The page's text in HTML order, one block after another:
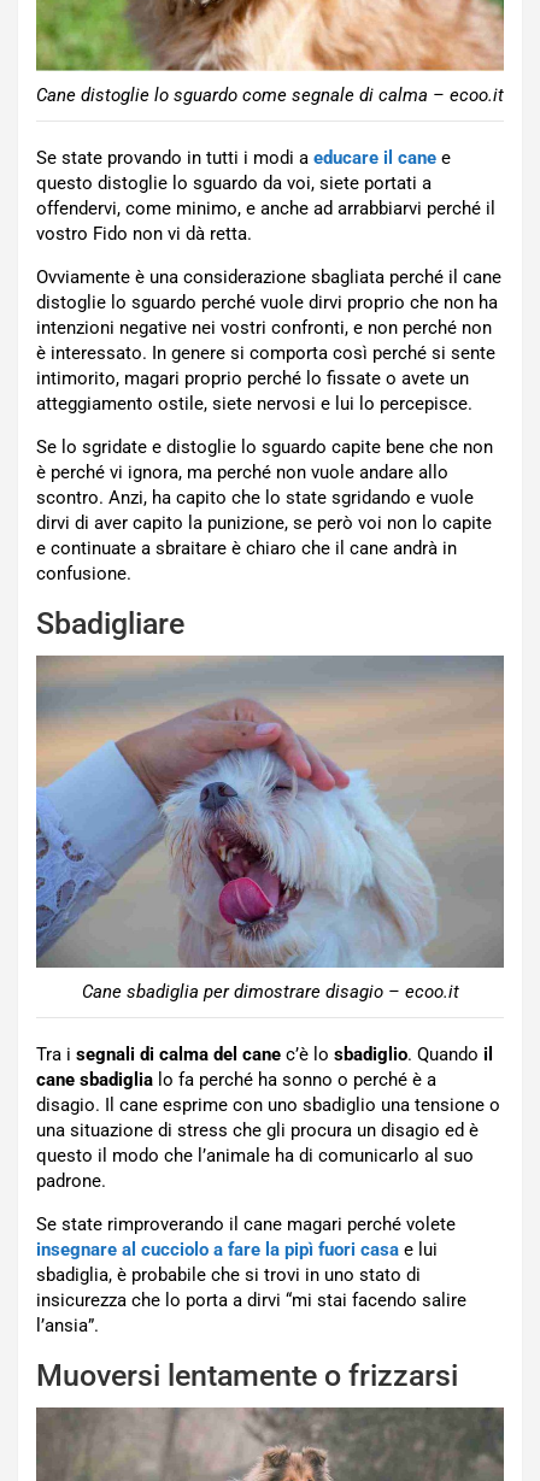
Cane distoglie lo sguardo come segnale di calma – ecoo.it
Se state provando in tutti i modi a educare il cane e
questo distoglie lo sguardo da voi, siete portati a
offendervi, come minimo, e anche ad arrabbiarvi perché il
vostro Fido non vi dà retta.
Ovviamente è una considerazione sbagliata perché il cane
distoglie lo sguardo perché vuole dirvi proprio che non ha
intenzioni negative nei vostri confronti, e non perché non
è interessato. In genere si comporta così perché si sente
intimorito, magari proprio perché lo fissate o avete un
atteggiamento ostile, siete nervosi e lui lo percepisce.
Se lo sgridate e distoglie lo sguardo capite bene che non
è perché vi ignora, ma perché non vuole andare allo
scontro. Anzi, ha capito che lo state sgridando e vuole
dirvi di aver capito la punizione, se però voi non lo capite
e continuate a sbraitare è chiaro che il cane andrà in
confusione.
Sbadigliare
Cane sbadiglia per dimostrare disagio – ecoo.it
Tra i segnali di calma del cane c’è lo sbadiglio. Quando il
cane sbadiglia lo fa perché ha sonno o perché è a
disagio. Il cane esprime con uno sbadiglio una tensione o
una situazione di stress che gli procura un disagio ed è
questo il modo che l’animale ha di comunicarlo al suo
padrone.
Se state rimproverando il cane magari perché volete
insegnare al cucciolo a fare la pipì fuori casa e lui
sbadiglia, è probabile che si trovi in uno stato di
insicurezza che lo porta a dirvi “mi stai facendo salire
l’ansia”.
Muoversi lentamente o frizzarsi